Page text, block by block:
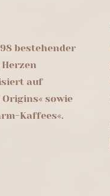
bestehender
auf
sowie
Kaffees«.